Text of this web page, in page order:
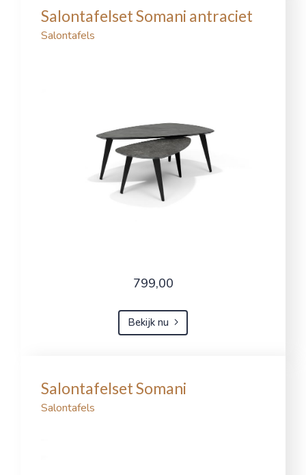
Salontafelset Somani antraciet
Salontafels
799,00
Bekijk nu
Salontafelset Somani
Salontafels